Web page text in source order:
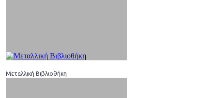
Μεταλλική Βιβλιοθήκη